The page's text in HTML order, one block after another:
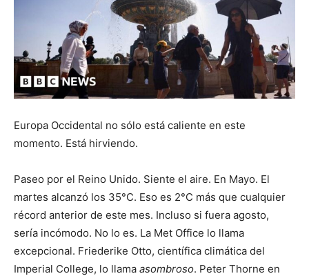
Europa Occidental no sólo está caliente en este
momento. Está hirviendo.
Paseo por el Reino Unido. Siente el aire. En Mayo. El
martes alcanzó los 35°C. Eso es 2°C más que cualquier
récord anterior de este mes. Incluso si fuera agosto,
sería incómodo. No lo es. La Met Office lo llama
excepcional. Friederike Otto, científica climática del
Imperial College, lo llama asombroso. Peter Thorne en